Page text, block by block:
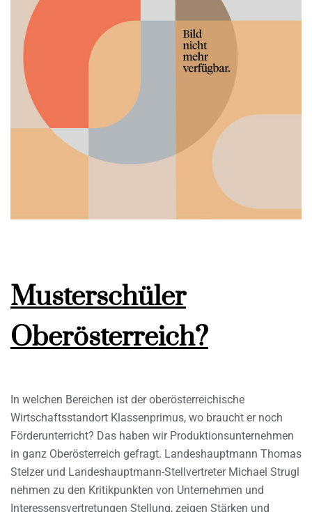
Musterschüler
Oberösterreich?
In welchen Bereichen ist der oberösterreichische
Wirtschaftsstandort Klassenprimus, wo braucht er noch
Förderunterricht? Das haben wir Produktionsunternehmen
in ganz Oberösterreich gefragt. Landeshauptmann Thomas
Stelzer und Landeshauptmann-Stellvertreter Michael Strugl
nehmen zu den Kritikpunkten von Unternehmen und
Interessensvertretungen Stellung, zeigen Stärken und